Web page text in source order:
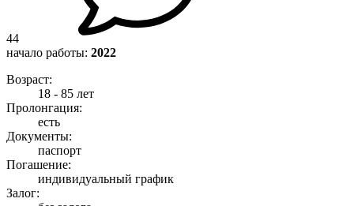
44
начало работы: 2022
Возраст:
18 - 85 лет
Пролонгация:
есть
Документы:
паспорт
Погашение:
индивидуальный график
Залог: